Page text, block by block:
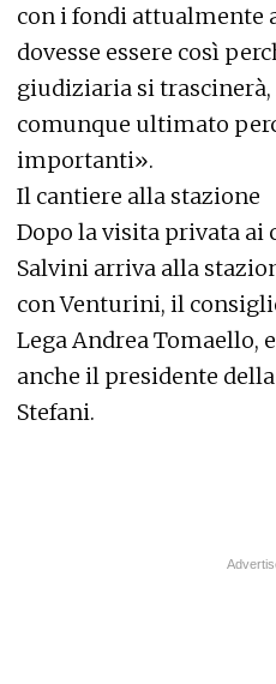
con i fondi attualmente
dovesse essere così
giudiziaria si
comunque ultimato
importanti».
Il cantiere alla stazione
Dopo la visita privata ai
Salvini arriva alla
con Venturini, il
Lega Andrea Tomaello,
anche il presidente
Stefani.